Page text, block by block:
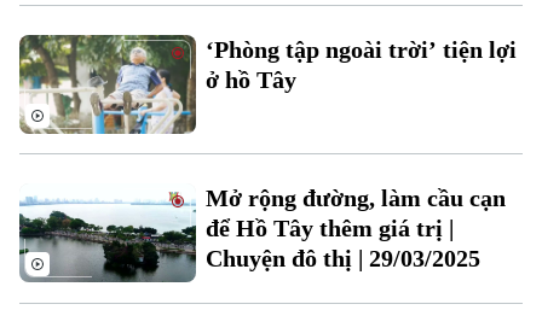
Xu hướng
‘Phòng tập ngoài trời’ tiện lợi
ở hồ Tây
Mở rộng đường, làm cầu cạn
để Hồ Tây thêm giá trị |
Chuyện đô thị | 29/03/2025